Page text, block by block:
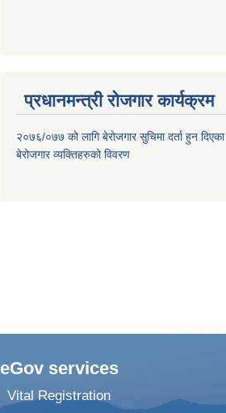
प्रधानमन्त्री रोजगार कार्यक्रम
२०७६/०७७ को लागि बेरोजगार सुचिमा दर्ता हुन दिएका
बेरोजगार व्यक्तिहरुको विवरण
eGov services
Vital Registration